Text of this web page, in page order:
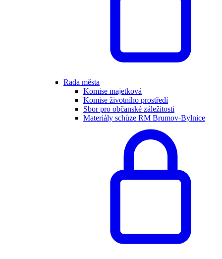
Rada města
Komise majetková
Komise životního prostředí
Sbor pro občanské záležitosti
Materiály schůze RM Brumov-Bylnice